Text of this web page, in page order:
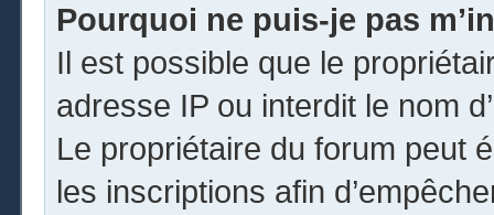
Pourquoi ne puis-je pas
Il est possible que le
adresse IP ou interdit le nom
Le propriétaire du forum peut
les inscriptions afin